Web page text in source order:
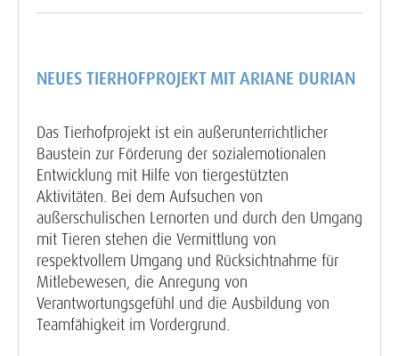
NEUES TIERHOFPROJEKT MIT ARIANE DURIAN
Das Tierhofprojekt ist ein außerunterrichtlicher
Baustein zur Förderung der sozialemotionalen
Entwicklung mit Hilfe von tiergestützten
Aktivitäten. Bei dem Aufsuchen von
außerschulischen Lernorten und durch den Umgang
mit Tieren stehen die Vermittlung von
respektvollem Umgang und Rücksichtnahme für
Mitlebewesen, die Anregung von
Verantwortungsgefühl und die Ausbildung von
Teamfähigkeit im Vordergrund.